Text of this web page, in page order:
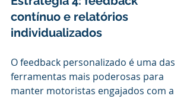
contínuo e relatórios
individualizados
O feedback personalizado é uma das
ferramentas mais poderosas para
manter motoristas engajados com a